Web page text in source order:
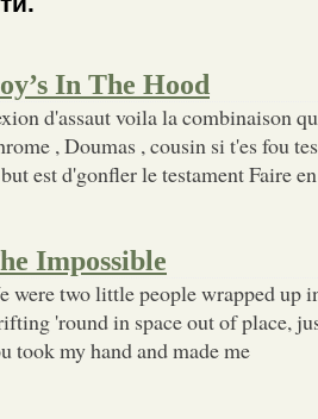
In The Hood
d'assaut voila la combinaison
, Doumas , cousin si t'es fou
est d'gonfler le testament Faire en
Impossible
were two little people wrapped up
'round in space out of place,
took my hand and made me